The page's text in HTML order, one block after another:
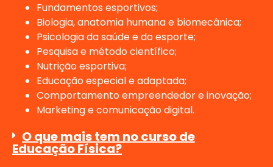
Fundamentos esportivos;
Biologia, anatomia humana e biomecânica;
Psicologia da saúde e do esporte;
Pesquisa e método científico;
Nutrição esportiva;
Educação especial e adaptada;
Comportamento empreendedor e inovação;
Marketing e comunicação digital.
O que mais tem no curso de
Educação Física?